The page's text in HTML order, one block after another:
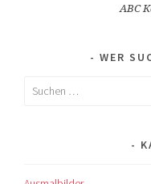
ABC
WER
Suchen